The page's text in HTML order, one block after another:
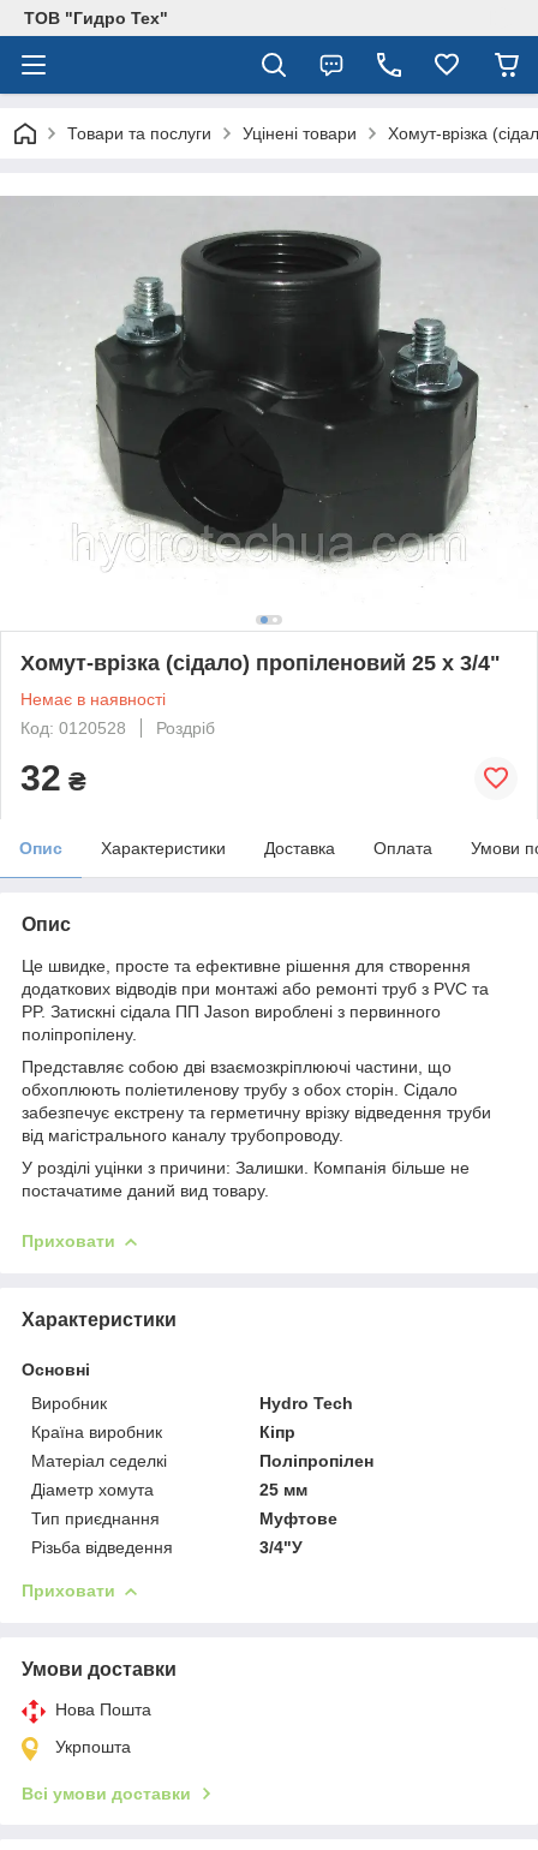
ТОВ "Гидро Тех"
Товари та послуги Уцінені товари Хомут-врізка
Хомут-врізка (сідало) пропіленовий 25 х 3/4"
Немає в наявності
Код: 0120528
Роздріб
32 ₴
Опис Характеристики Доставка Оплата Умови
Опис
Це швидке, просте та ефективне рішення для створення
додаткових відводів при монтажі або ремонті труб з PVC та
PP. Затискні сідала ПП Jason вироблені з первинного
поліпропілену.
Представляє собою дві взаємозкріплюючі частини, що
обхоплюють поліетиленову трубу з обох сторін. Сідало
забезпечує екстрену та герметичну врізку відведення труби
від магістрального каналу трубопроводу.
У розділі уцінки з причини: Залишки. Компанія більше не
постачатиме даний вид товару.
Приховати
Характеристики
Основні
Виробник
Hydro Tech
Країна виробник
Кіпр
Матеріал седелкі
Поліпропілен
Діаметр хомута
25 мм
Тип приєднання
Муфтове
Різьба відведення
3/4"У
Приховати
Умови доставки
Нова Пошта
Укрпошта
Всі умови доставки